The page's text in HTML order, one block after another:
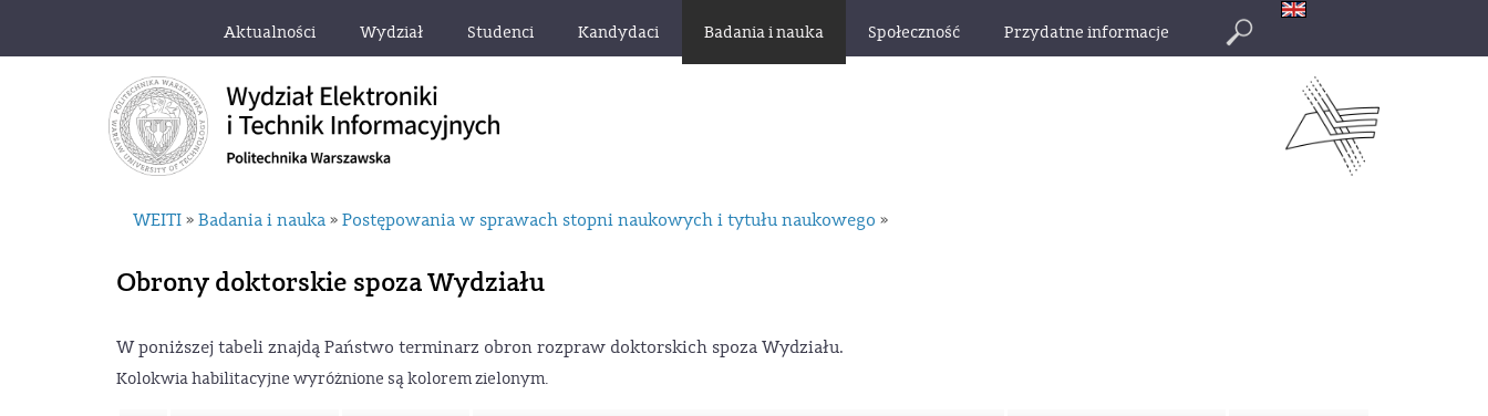
Aktualności Wydział Studenci Kandydaci Badania i nauka Społeczność Przydatne informacje
WEITI » Badania i nauka » Postępowania w sprawach stopni naukowych i tytułu naukowego »
Obrony doktorskie spoza Wydziału
W poniższej tabeli znajdą Państwo terminarz obron rozpraw doktorskich spoza Wydziału.
Kolokwia habilitacyjne wyróżnione są kolorem zielonym.